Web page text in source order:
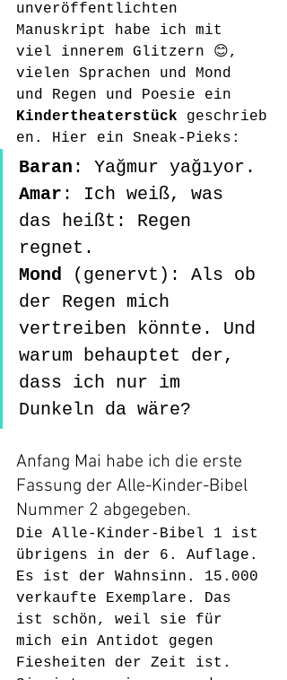
unveröffentlichten
Manuskript habe ich mit
viel innerem Glitzern 😊,
vielen Sprachen und Mond
und Regen und Poesie ein
Kindertheaterstück geschrieb
en. Hier ein Sneak-Pieks:
Baran : Yağmur yağıyor.
Amar : Ich weiß, was
das heißt: Regen
regnet.
Mond (genervt): Als ob
der Regen mich
vertreiben könnte. Und
warum behauptet der,
dass ich nur im
Dunkeln da wäre?
Anfang Mai habe ich die erste
Fassung der Alle-Kinder-Bibel
Nummer 2 abgegeben.
Die Alle-Kinder-Bibel 1 ist
übrigens in der 6. Auflage.
Es ist der Wahnsinn. 15.000
verkaufte Exemplare. Das
ist schön, weil sie für
mich ein Antidot gegen
Fiesheiten der Zeit ist.